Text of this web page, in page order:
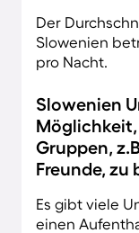
Der
Slowenien
pro Nacht.
Slowenien
Gruppen,
Freunde, zu
Es gibt viele
einen